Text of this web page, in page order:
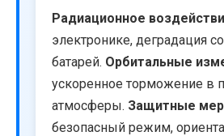
Радиационное
электронике, деградация
батарей. Орбитальные
ускоренное торможение в
атмосферы. Защитные
безопасный режим,